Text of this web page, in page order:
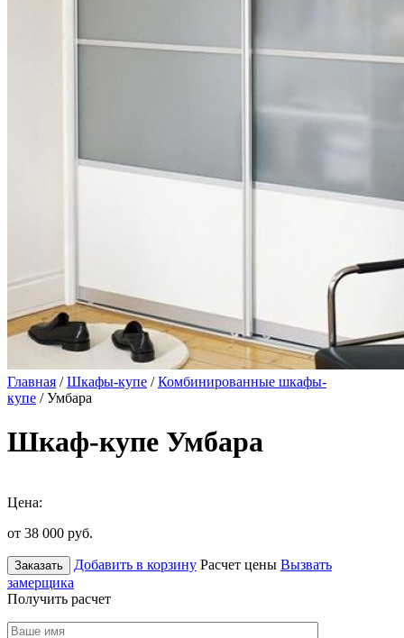
Главная /Шкафы-купе /Комбинированные шкафы-
купе / Умбара
Шкаф-купе Умбара
Цена:
от 38 000 руб.
Заказать Добавить в корзину Расчет цены Вызвать
замерщика
Получить расчет